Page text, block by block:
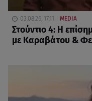
03.08.26, 17:11 MEDIA
Στούντιο 4: Η
με Καραβάτου &